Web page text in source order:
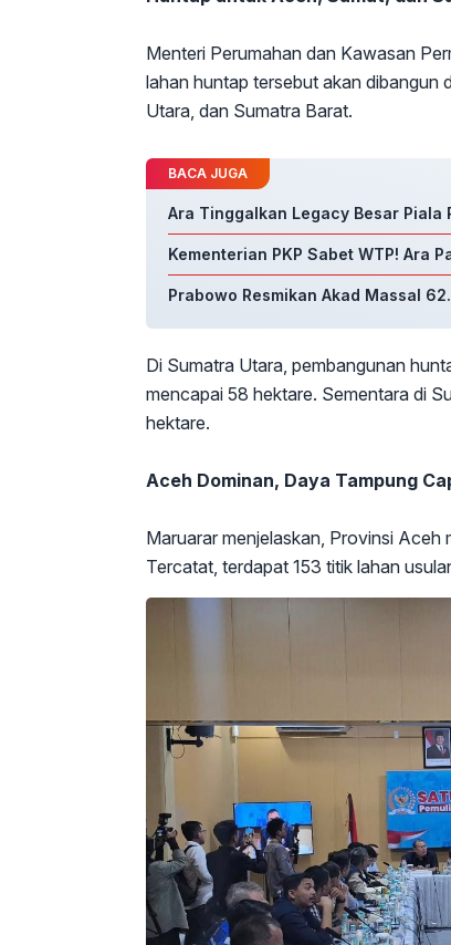
Menteri Perumahan dan Kawasan
lahan huntap tersebut akan dibangun
Utara, dan Sumatra Barat.
BACA JUGA
Ara Tinggalkan Legacy Besar Piala
Kementerian PKP Sabet WTP! Ara
Prabowo Resmikan Akad Massal
Di Sumatra Utara, pembangunan
mencapai 58 hektare. Sementara di
hektare.
Aceh Dominan, Daya Tampung
Maruarar menjelaskan, Provinsi Aceh
Tercatat, terdapat 153 titik lahan